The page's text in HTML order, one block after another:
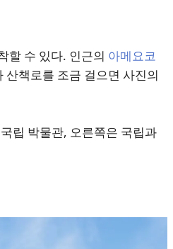
할 수 있다. 인근의 아메요코
책로를 조금 걸으면 사진의
립 박물관, 오른쪽은 국립과